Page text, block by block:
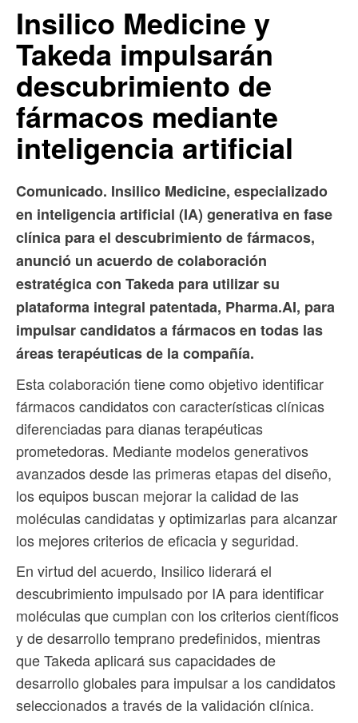
Insilico Medicine y
Takeda impulsarán
descubrimiento de
fármacos mediante
inteligencia artificial
Comunicado. Insilico Medicine, especializado
en inteligencia artificial (IA) generativa en fase
clínica para el descubrimiento de fármacos,
anunció un acuerdo de colaboración
estratégica con Takeda para utilizar su
plataforma integral patentada, Pharma.AI, para
impulsar candidatos a fármacos en todas las
áreas terapéuticas de la compañía.
Esta colaboración tiene como objetivo identificar
fármacos candidatos con características clínicas
diferenciadas para dianas terapéuticas
prometedoras. Mediante modelos generativos
avanzados desde las primeras etapas del diseño,
los equipos buscan mejorar la calidad de las
moléculas candidatas y optimizarlas para alcanzar
los mejores criterios de eficacia y seguridad.
En virtud del acuerdo, Insilico liderará el
descubrimiento impulsado por IA para identificar
moléculas que cumplan con los criterios científicos
y de desarrollo temprano predefinidos, mientras
que Takeda aplicará sus capacidades de
desarrollo globales para impulsar a los candidatos
seleccionados a través de la validación clínica.